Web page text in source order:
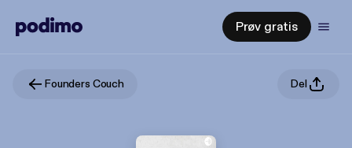
Prøv gratis
Founders Couch Del